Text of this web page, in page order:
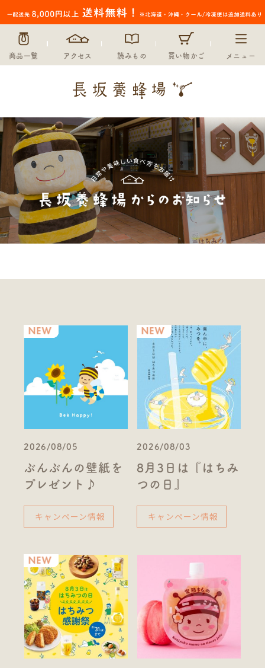
商品一覧 アクセス 読みもの 買い物かご メニュー
2026/08/05
ぶんぶんの壁紙を
プレゼント♪
キャンペーン情報
2026/08/03
8月3日は『はちみ
つの日』
キャンペーン情報